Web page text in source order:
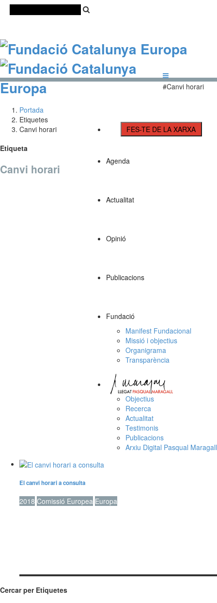
FES-TE DE LA XARXA
Agenda
Actualitat
Opinió
Publicacions
Fundació
Manifest Fundacional
Missió i objectius
Organigrama
Transparència
Objectius
Recerca
Actualitat
Testimonis
Publicacions
Arxiu Digital Pasqual Maragall
#Canvi horari
Portada
Etiquetes
Canvi horari
Etiqueta
Canvi horari
El canvi horari a consulta
2018 Comissió Europea Europa
Cercar per Etiquetes